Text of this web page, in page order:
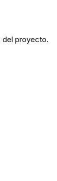
del proyecto.